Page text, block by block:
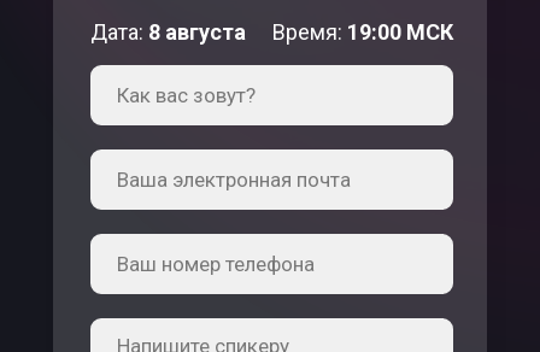
Дата: 8 августа Время: 19:00 МСК